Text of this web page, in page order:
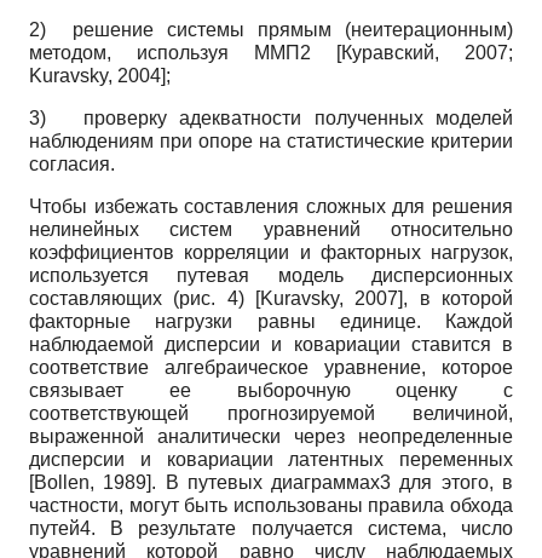
2) решение системы прямым (неите­рационным)
методом, используя ММП2
[Куравский, 2007;
Kuravsky, 2004];
3) проверку адекватности полученных моделей
наблюдениям при опоре на статистические критерии
согласия.
Чтобы избежать составления сложных для решения
нелинейных систем уравнений относительно
коэффициентов корреляции и факторных нагрузок,
используется путевая модель дисперсионных
составляющих (рис. 4)
[Kuravsky, 2007], в которой
факторные нагрузки равны единице. Каждой
наблюдаемой дисперсии и ковариации ставится в
соответствие алгебраическое уравнение, которое
связывает ее выборочную оценку с
соответствующей прогнозируемой величиной,
выраженной аналитически через неопределенные
дисперсии и ковариа­ции латентных переменных
[Bollen, 1989]. В путевых диаграммах3 для этого, в
частности, могут быть использованы правила обхода
путей4. В результате получается система, число
уравнений которой равно числу наблюдаемых